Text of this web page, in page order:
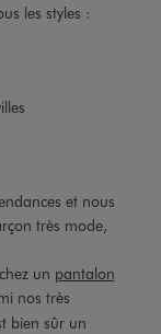
les styles :
et nous
très mode,
un pantalon
nos très
bien sûr un